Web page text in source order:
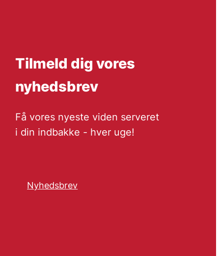
Tilmeld dig vores
nyhedsbrev
Få vores nyeste viden serveret
i din indbakke - hver uge!
Nyhedsbrev